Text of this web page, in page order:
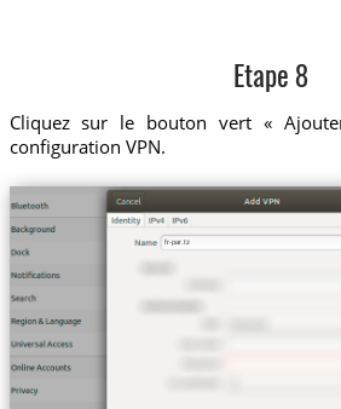
Etape 8
Cliquez sur le bouton vert «
configuration VPN.
fr-par.tz